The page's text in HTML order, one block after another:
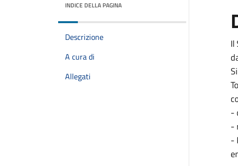
INDICE DELLA PAGINA
Descrizione
A cura di
Allegati
Il
-
-
-